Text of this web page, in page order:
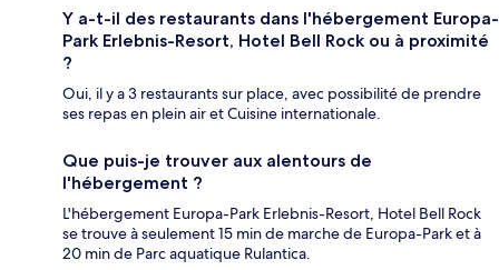
Y a-t-il des restaurants dans l'hébergement Europa-
Park Erlebnis-Resort, Hotel Bell Rock ou à proximité
?
Oui, il y a 3 restaurants sur place, avec possibilité de prendre
ses repas en plein air et Cuisine internationale.
Que puis-je trouver aux alentours de
l'hébergement ?
L'hébergement Europa-Park Erlebnis-Resort, Hotel Bell Rock
se trouve à seulement 15 min de marche de Europa-Park et à
20 min de Parc aquatique Rulantica.